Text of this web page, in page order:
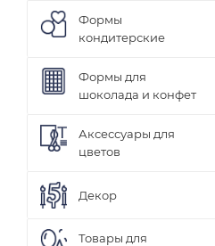
Формы
кондитерские
Формы для
шоколада и конфет
Аксессуары для
цветов
Декор
Товары для